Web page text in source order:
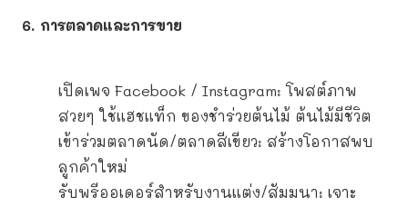
6. การตลาดและการขาย
เปิดเพจ Facebook / Instagram: โพสต์ภาพ
สวยๆ ใช้แฮชแท็ก ของชำร่วยต้นไม้ ต้นไม้มีชีวิต
เข้าร่วมตลาดนัด/ตลาดสีเขียว: สร้างโอกาสพบ
ลูกค้าใหม่
รับพรีออเดอร์สำหรับงานแต่ง/สัมมนา: เจาะ